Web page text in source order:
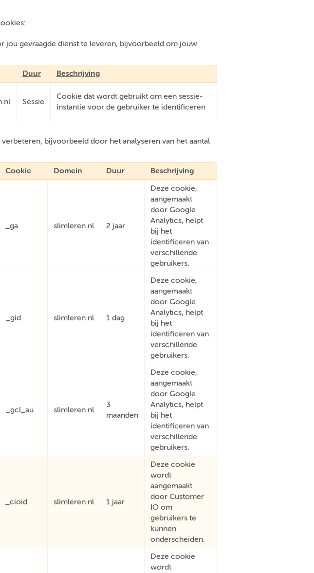
jou gevraagde dienst te leveren, bijvoorbeeld om jouw
Duur
Beschrijving
Sessie
Cookie dat wordt gebruikt om een sessie-
instantie voor de gebruiker te identificeren
bijvoorbeeld door het analyseren van het aantal
Cookie Domein Duur Beschrijving
_ga slimleren.nl 2 jaar
Deze cookie,
aangemaakt
door Google
Analytics, helpt
bij het
identificeren van
verschillende
gebruikers.
_gid slimleren.nl 1 dag
Deze cookie,
aangemaakt
door Google
Analytics, helpt
bij het
identificeren van
verschillende
gebruikers.
_gcl_au slimleren.nl
3
maanden
Deze cookie,
aangemaakt
door Google
Analytics, helpt
bij het
identificeren van
verschillende
gebruikers.
_cioid slimleren.nl 1 jaar
Deze cookie
wordt
aangemaakt
door Customer
IO om
gebruikers te
kunnen
onderscheiden.
Deze cookie
wordt